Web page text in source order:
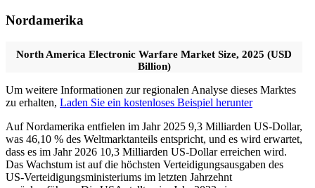
Nordamerika
North America Electronic Warfare Market Size, 2025 (USD
Billion)
Um weitere Informationen zur regionalen Analyse dieses Marktes
zu erhalten, Laden Sie ein kostenloses Beispiel herunter
Auf Nordamerika entfielen im Jahr 2025 9,3 Milliarden US-Dollar,
was 46,10 % des Weltmarktanteils entspricht, und es wird erwartet,
dass es im Jahr 2026 10,3 Milliarden US-Dollar erreichen wird.
Das Wachstum ist auf die höchsten Verteidigungsausgaben des
US-Verteidigungsministeriums im letzten Jahrzehnt